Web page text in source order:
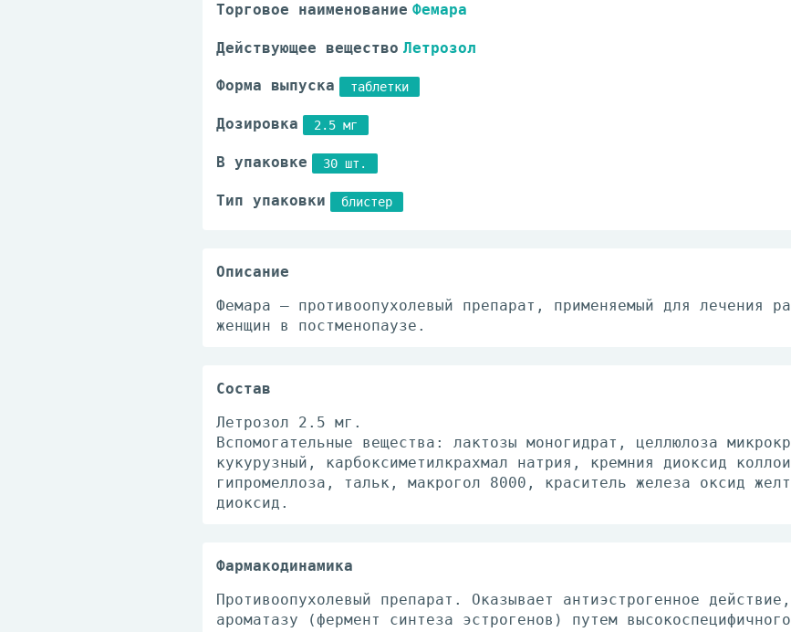
Торговое наименование Фемара
Действующее вещество Летрозол
Форма выпуска таблетки
Дозировка 2.5 мг
В упаковке 30 шт.
Тип упаковки блистер
Описание
Фемара – противоопухолевый препарат, применяемый для лечения
женщин в постменопаузе.
Состав
Летрозол 2.5 мг.
Вспомогательные вещества: лактозы моногидрат, целлюлоза
кукурузный, карбоксиметилкрахмал натрия, кремния диоксид
гипромеллоза, тальк, макрогол 8000, краситель железа оксид
диоксид.
Фармакодинамика
Противоопухолевый препарат. Оказывает антиэстрогенное
ароматазу (фермент синтеза эстрогенов) путем